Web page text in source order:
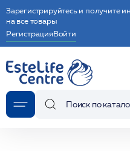
Зарегистрируйтесь и получите
на все товары
РегистрацияВойти